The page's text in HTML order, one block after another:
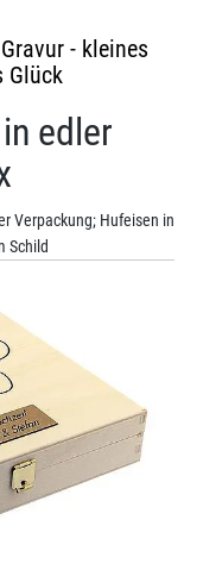
- kleines
Glück
edler
Verpackung; Hufeisen in
Schild